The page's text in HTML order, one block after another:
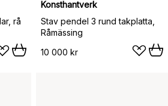
rå
Konsthantverk
Stav pendel 3 rund takplatta,
Råmässing
10 000 kr